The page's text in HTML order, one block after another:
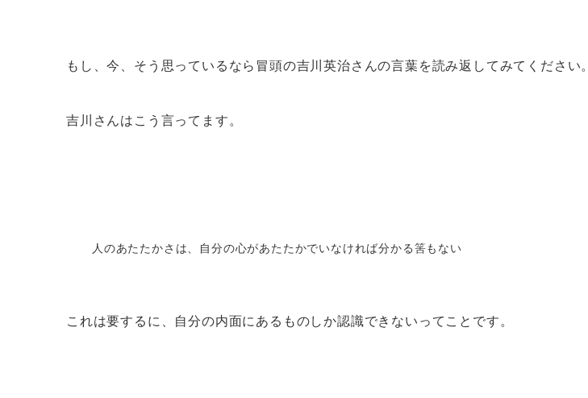
もし、今、そう思っているなら冒頭の吉川英治さんの言葉を読み返してみてください。
吉川さんはこう言ってます。
人のあたたかさは、自分の心があたたかでいなければ分かる筈もない
これは要するに、自分の内面にあるものしか認識できないってことです。